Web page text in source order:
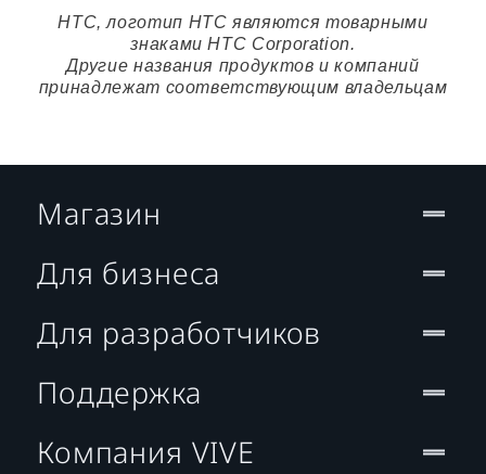
HTC, логотип HTC являются товарными
знаками HTC Corporation.
Другие названия продуктов и компаний
принадлежат соответствующим владельцам
Магазин
Для бизнеса
Для разработчиков
Поддержка
Компания VIVE